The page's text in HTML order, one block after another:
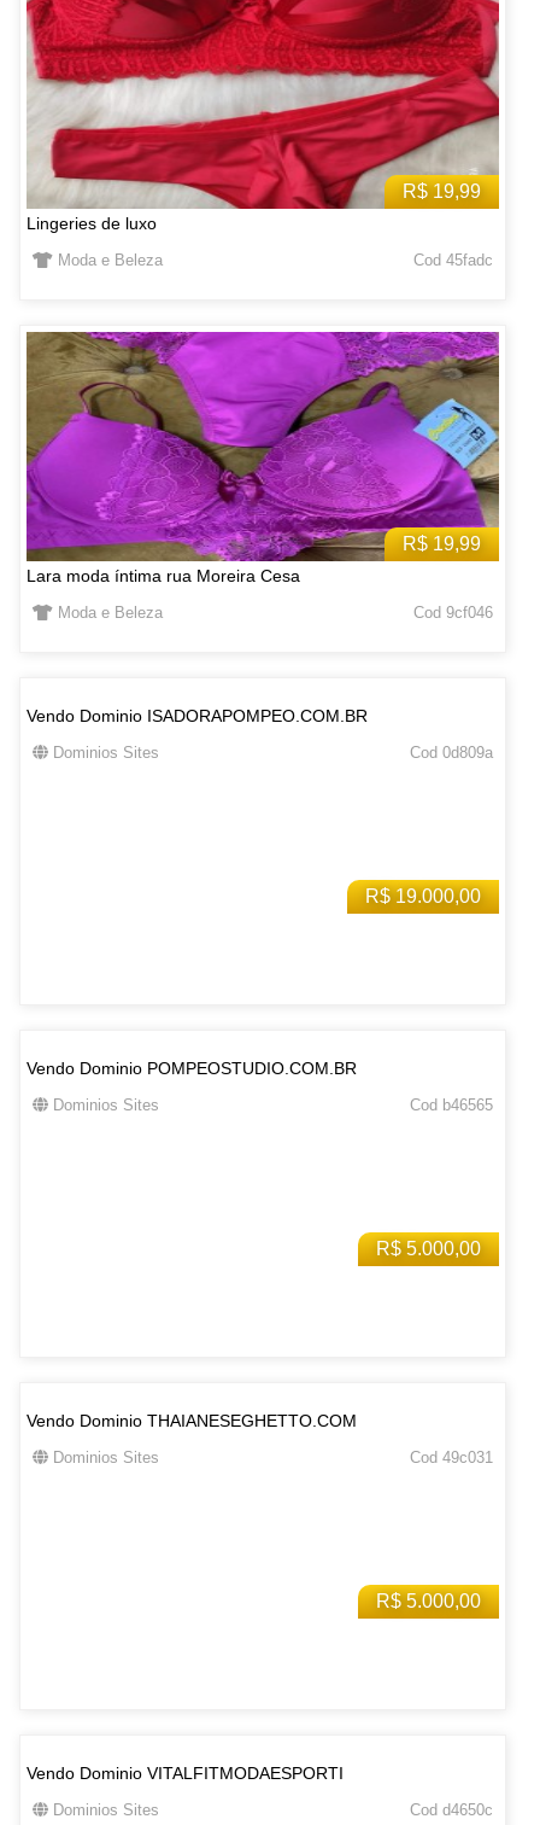
R$ 19,99
Lingeries de luxo
Moda e Beleza Cod 45fadc
R$ 19,99
Lara moda íntima rua Moreira Cesa
Moda e Beleza Cod 9cf046
R$ 19.000,00
Vendo Dominio ISADORAPOMPEO.COM.BR
Dominios Sites Cod 0d809a
R$ 5.000,00
Vendo Dominio POMPEOSTUDIO.COM.BR
Dominios Sites Cod b46565
R$ 5.000,00
Vendo Dominio THAIANESEGHETTO.COM
Dominios Sites Cod 49c031
Vendo Dominio VITALFITMODAESPORTI
Dominios Sites Cod d4650c